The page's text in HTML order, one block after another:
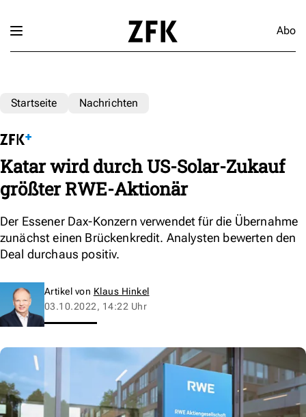
Abo
Startseite Nachrichten
Katar wird durch US-Solar-Zukauf
größter RWE-Aktionär
Der Essener Dax-Konzern verwendet für die Übernahme
zunächst einen Brückenkredit. Analysten bewerten den
Deal durchaus positiv.
Artikel von Klaus Hinkel
03.10.2022, 14:22 Uhr